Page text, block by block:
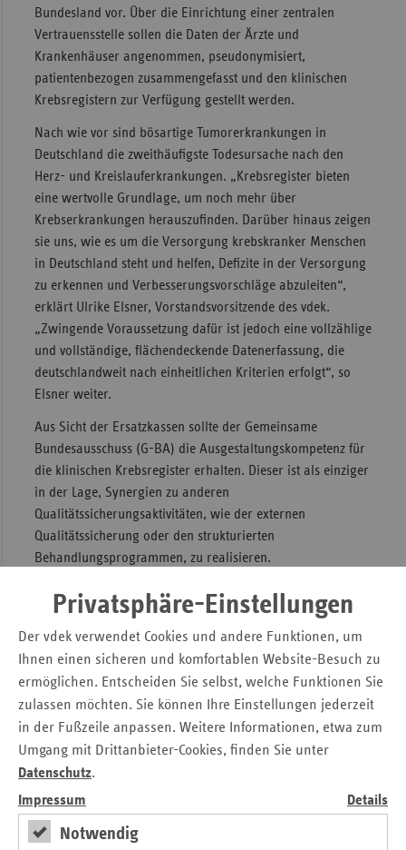
Privatsphäre-Einstellungen
Der vdek verwendet Cookies und andere Funktionen, um
Ihnen einen sicheren und komfortablen Website-Besuch zu
ermöglichen. Entscheiden Sie selbst, welche Funktionen Sie
zulassen möchten. Sie können Ihre Einstellungen jederzeit
in der Fußzeile anpassen. Weitere Informationen, etwa zum
Umgang mit Drittanbieter-Cookies, finden Sie unter
Datenschutz.
Impressum
Details
Notwendig
Bundesland vor. Über die Einrichtung einer zentralen
Vertrauensstelle sollen die Daten der Ärzte und
Krankenhäuser angenommen, pseudonymisiert,
patientenbezogen zusammengefasst und den klinischen
Krebsregistern zur Verfügung gestellt werden.
Nach wie vor sind bösartige Tumorerkrankungen in
Deutschland die zweithäufigste Todesursache nach den
Herz- und Kreislauferkrankungen. „Krebsregister bieten
eine wertvolle Grundlage, um noch mehr über
Krebserkrankungen herauszufinden. Darüber hinaus zeigen
sie uns, wie es um die Versorgung krebskranker Menschen
in Deutschland steht und helfen, Defizite in der Versorgung
zu erkennen und Verbesserungsvorschläge abzuleiten“,
erklärt Ulrike Elsner, Vorstandsvorsitzende des vdek.
„Zwingende Voraussetzung dafür ist jedoch eine vollzählige
und vollständige, flächendeckende Datenerfassung, die
deutschlandweit nach einheitlichen Kriterien erfolgt“, so
Elsner weiter.
Aus Sicht der Ersatzkassen sollte der Gemeinsame
Bundesausschuss (G-BA) die Ausgestaltungskompetenz für
die klinischen Krebsregister erhalten. Dieser ist als einziger
in der Lage, Synergien zu anderen
Qualitätssicherungsaktivitäten, wie der externen
Qualitätssicherung oder den strukturierten
Behandlungsprogrammen, zu realisieren.
Damit klinische Krebsregister einen wertvollen Beitrag zur
Qualitätssicherung und –förderung der onkologischen
Versorgung leisten können, ist eine angemessene
Regelfinanzierung notwendig. Die
Ersatzkassengemeinschaft begrüßt es, dass im
Gesetzentwurf die Verantwortung der Länder deutlich
formuliert ist. „Bei der Finanzierung muss der Grundsatz
gelten: Alle Verantwortlichen und Nutzer klinischer
Krebsregister müssen an der Finanzierung regelhaft
Krankenversicherung (PKV) sowie für die Bundesländer“,
betont Elsner.